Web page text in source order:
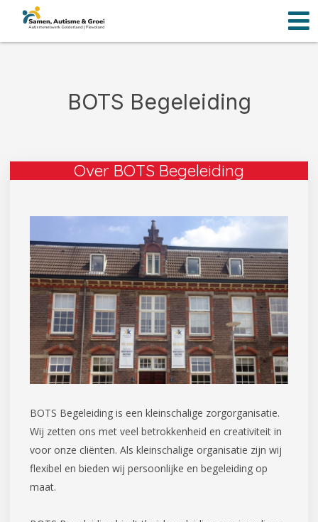
BOTS Begeleiding
Over BOTS Begeleiding
BOTS Begeleiding is een kleinschalige zorgorganisatie.
Wij zetten ons met veel betrokkenheid en creativiteit in
voor onze cliënten. Als kleinschalige organisatie zijn wij
flexibel en bieden wij persoonlijke en begeleiding op
maat.